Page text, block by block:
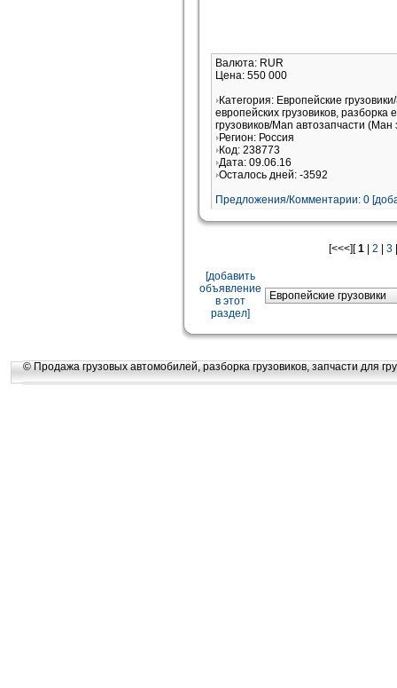
Валюта: RUR
Цена: 550 000
Категория: Европейские
европейских грузовиков, разборка
грузовиков/Man автозапчасти (Ман
Регион: Россия
Код: 238773
Дата: 09.06.16
Осталось дней: -3592
Предложения/Комментарии: 0
[<<<][1| 2 3
[добавить
объявление
в этот
раздел]
© Продажа грузовых автомобилей, разборка грузовиков, запчасти для